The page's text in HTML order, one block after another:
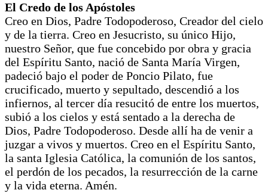
El Credo de los Apóstoles
Creo en Dios, Padre Todopoderoso, Creador del cielo
y de la tierra. Creo en Jesucristo, su único Hijo,
nuestro Señor, que fue concebido por obra y gracia
del Espíritu Santo, nació de Santa María Virgen,
padeció bajo el poder de Poncio Pilato, fue
crucificado, muerto y sepultado, descendió a los
infiernos, al tercer día resucitó de entre los muertos,
subió a los cielos y está sentado a la derecha de
Dios, Padre Todopoderoso. Desde allí ha de venir a
juzgar a vivos y muertos. Creo en el Espíritu Santo,
la santa Iglesia Católica, la comunión de los santos,
el perdón de los pecados, la resurrección de la carne
y la vida eterna. Amén.